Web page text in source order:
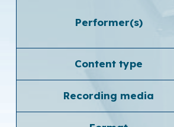
Performer(s)
Content type
Recording media